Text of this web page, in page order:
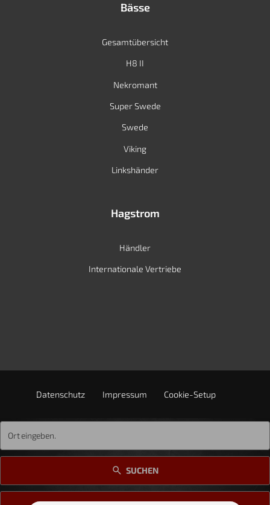
Bässe
Gesamtübersicht
H8 II
Nekromant
Super Swede
Swede
Viking
Linkshänder
Hagstrom
Händler
Internationale Vertriebe
Datenschutz Impressum Cookie-Setup
SUCHEN